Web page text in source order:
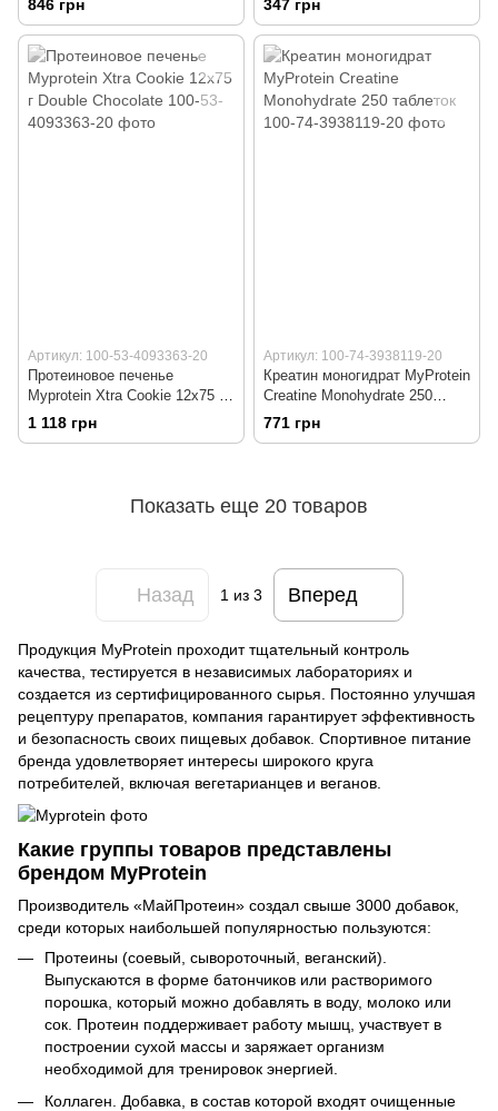
846 грн 347 грн
Артикул: 100-53-4093363-20
Протеиновое печенье
Myprotein Xtra Cookie 12x75 г
Double Chocolate
1 118 грн
Артикул: 100-74-3938119-20
Креатин моногидрат MyProtein
Creatine Monohydrate 250
таблеток
771 грн
Показать еще 20 товаров
Назад 1из 3 Вперед
Продукция MyProtein проходит тщательный контроль
качества, тестируется в независимых лабораториях и
создается из сертифицированного сырья. Постоянно улучшая
рецептуру препаратов, компания гарантирует эффективность
и безопасность своих пищевых добавок. Спортивное питание
бренда удовлетворяет интересы широкого круга
потребителей, включая вегетарианцев и веганов.
Какие группы товаров представлены
брендом MyProtein
Производитель «‎МайПротеин» создал свыше 3000 добавок,
среди которых наибольшей популярностью пользуются:
Протеины (соевый, сывороточный, веганский).
Выпускаются в форме батончиков или растворимого
порошка, который можно добавлять в воду, молоко или
сок. Протеин поддерживает работу мышц, участвует в
построении сухой массы и заряжает организм
необходимой для тренировок энергией.
Коллаген. Добавка, в состав которой входят очищенные